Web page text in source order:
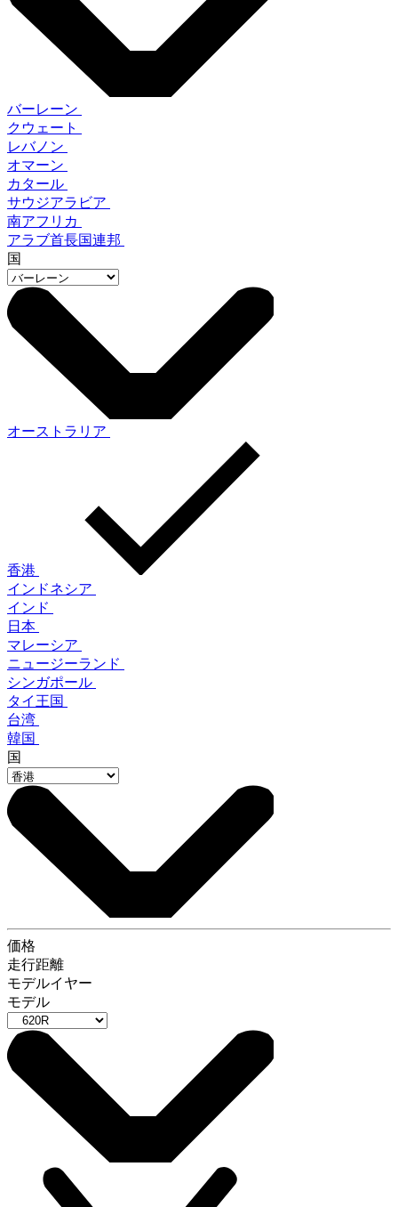
バーレーン
クウェート
レバノン
オマーン
カタール
サウジアラビア
南アフリカ
アラブ首長国連邦
国
オーストラリア
香港
インドネシア
インド
日本
マレーシア
ニュージーランド
シンガポール
タイ王国
台湾
韓国
国
価格
走行距離
モデルイヤー
モデル